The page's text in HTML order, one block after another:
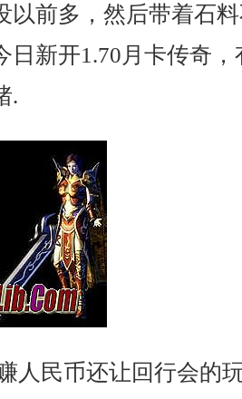
以前多，然后带着石
新开1.70月卡传奇，
.
人民币还让回行会的